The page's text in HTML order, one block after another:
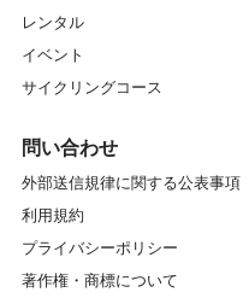
レンタル
イベント
サイクリングコース
問い合わせ
外部送信規律に関する公表事項
利用規約
プライバシーポリシー
著作権・商標について